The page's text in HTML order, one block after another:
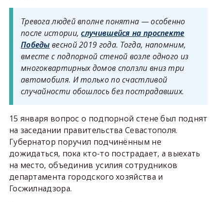
Тревога людей вполне понятна — особенно
после истории,случившейся на проспекте
Победы весной 2019 года. Тогда, напомним,
вместе с подпорной стеной возле одного из
многоквартирных домов сползли вниз три
автомобиля. И только по счастливой
случайности обошлось без пострадавших.
15 января вопрос о подпорной стене был поднят
на заседании правительства Севастополя.
Губернатор поручил подчинённым не
дожидаться, пока кто-то пострадает, а выехать
на место, объединив усилия сотрудников
департамента городского хозяйства и
Госжилнадзора.